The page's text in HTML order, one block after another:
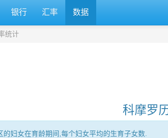
银行 汇率 数据
统计
科摩罗
妇女在育龄期间,每个妇女平均的生育子女数.